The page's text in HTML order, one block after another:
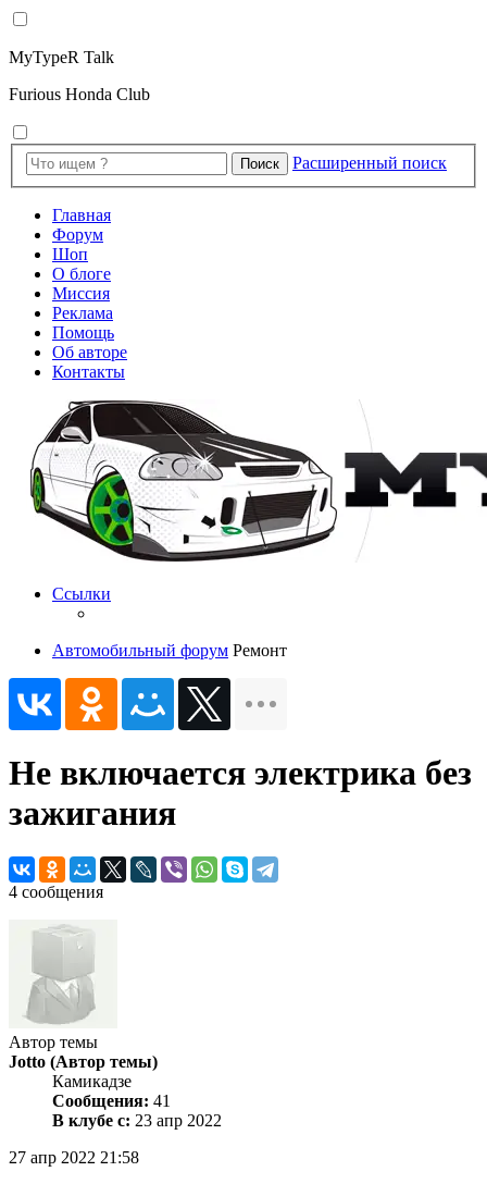
MyTypeR Talk
Furious Honda Club
Поиск Расширенный поиск
Главная
Форум
Шоп
О блоге
Миссия
Реклама
Помощь
Об авторе
Контакты
Ссылки
Автомобильный форум Ремонт
Не включается электрика без
зажигания
4 сообщения
Автор темы
Jotto (Автор темы)
Камикадзе
Сообщения: 41
В клубе с: 23 апр 2022
27 апр 2022 21:58